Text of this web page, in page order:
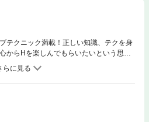
テクニック満載！正しい知識、テクを身
からHを楽しんでもらいたいという思い
深まったH、忘れられない禁断のH体験談